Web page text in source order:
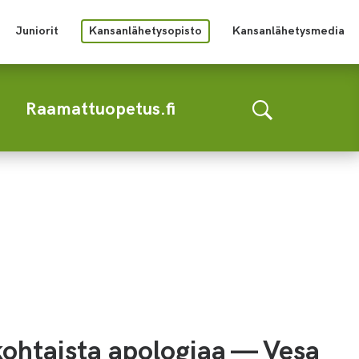
Juniorit Kansanlähetysopisto Kansanlähetysmedia
Raamattuopetus.fi
apologiaa — Vesa